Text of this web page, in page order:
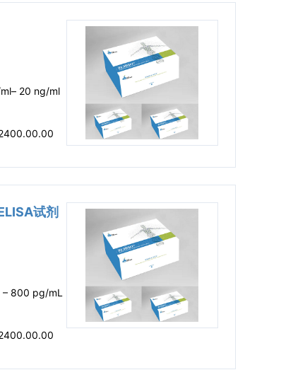
20 ng/ml
试剂
800 pg/mL